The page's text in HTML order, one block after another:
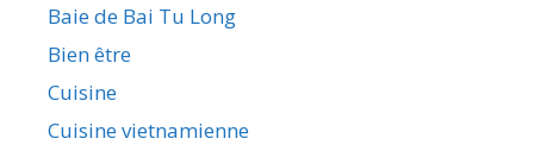
Baie de Bai Tu Long
Bien être
Cuisine
Cuisine vietnamienne